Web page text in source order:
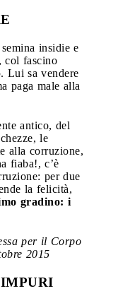
insidie e
col fascino
Lui sa vendere
paga male alla
antico, del
le
alla corruzione,
fiaba!, c’è
per due
la felicità,
gradino: i
per il Corpo
2015